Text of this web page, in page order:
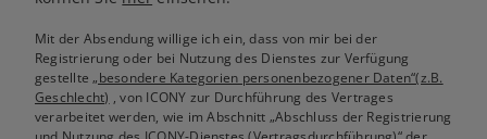
Mit der Absendung willige ich ein, dass von mir bei der
Registrierung oder bei Nutzung des Dienstes zur Verfügung
gestellte„besondere Kategorien personenbezogener Daten“(z.B.
Geschlecht) , von ICONY zur Durchführung des Vertrages
verarbeitet werden, wie im Abschnitt „Abschluss der Registrierung